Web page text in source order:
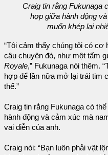
Craig tin rằng Fukunaga
hợp giữa hành động
muốn khép lại
“Tôi cảm thấy chúng tôi có
câu chuyện đó, như một tấm
Royale,” Fukunaga nói thêm.
hợp để lần nữa mở lại trái tim
thể.”
Craig tin rằng Fukunaga có
hành động và cảm xúc mà
vai diễn của anh.
Craig nói: “Bạn luôn phải vật